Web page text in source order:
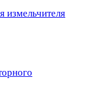
измельчителя